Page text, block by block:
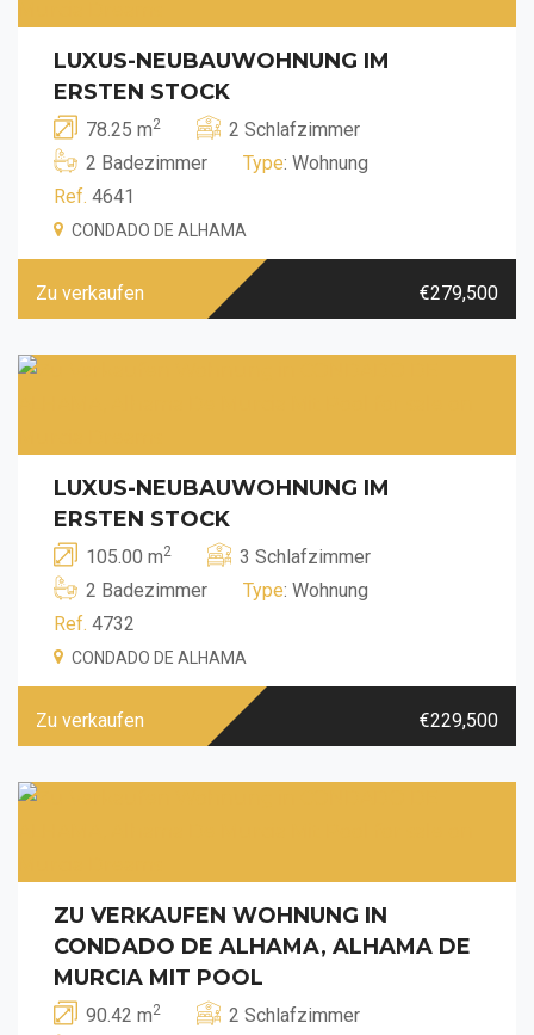
LUXUS-NEUBAUWOHNUNG IM
ERSTEN STOCK
78.25 m2
2 Schlafzimmer
2 Badezimmer
Type: Wohnung
Ref. 4641
CONDADO DE ALHAMA
Zu verkaufen €279,500
LUXUS-NEUBAUWOHNUNG IM
ERSTEN STOCK
105.00 m2
3 Schlafzimmer
2 Badezimmer
Type: Wohnung
Ref. 4732
CONDADO DE ALHAMA
Zu verkaufen €229,500
ZU VERKAUFEN WOHNUNG IN
CONDADO DE ALHAMA, ALHAMA DE
MURCIA MIT POOL
90.42 m2
2 Schlafzimmer